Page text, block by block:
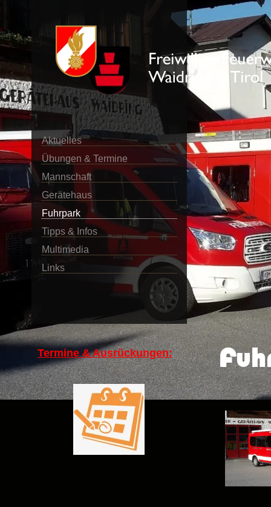
Aktuelles
Übungen & Termine
Mannschaft
Gerätehaus
Fuhrpark
Tipps & Infos
Multimedia
Links
Termine & Ausrückungen: